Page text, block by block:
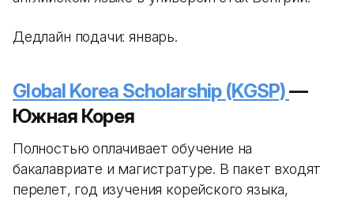
Дедлайн подачи: январь.
Global Korea Scholarship (KGSP)—
Южная Корея
Полностью оплачивает обучение на
бакалавриате и магистратуре. В пакет входят
перелет, год изучения корейского языка,